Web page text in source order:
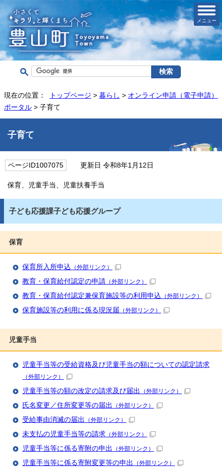
メニュー
現在の位置： トップページ > 暮らし > オンライン申請（電子申請）
ポータル > 子育て
子育て
ページID1007075 更新日 令和8年1月12日
保育、児童手当、児童扶養手当
子ども応援課子ども応援グループ
保育
保育所入所申込 （外部リンク）
教育・保育給付認定の申請 （外部リンク）
教育・保育給付認定兼保育施設等の利用申込 （外部リンク）
保育施設等の利用に係る現況届 （外部リンク）
児童手当
児童手当等の受給資格及び児童手当の額についての認定請求
（外部リンク）
児童手当等の額の改定の請求及び届出 （外部リンク）
氏名変更／住所変更等の届出 （外部リンク）
受給事由消滅の届出 （外部リンク）
未支払の児童手当等の請求 （外部リンク）
児童手当等に係る寄附の申出 （外部リンク）
児童手当等に係る寄附変更等の申出 （外部リンク）